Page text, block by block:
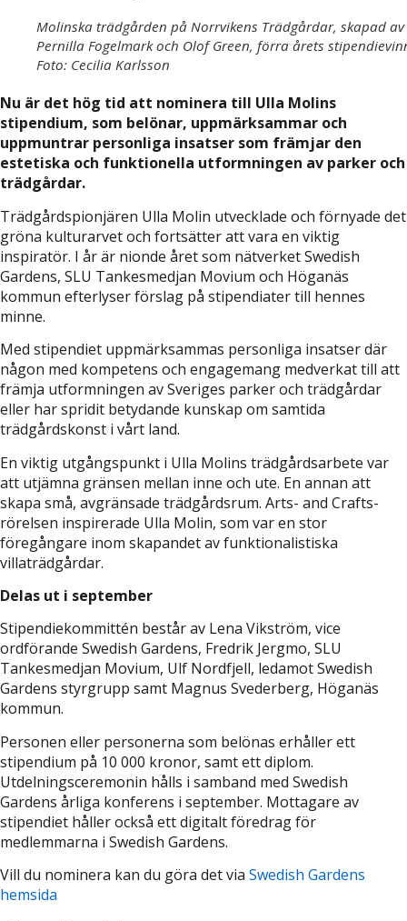
Molinska trädgården på Norrvikens Trädgårdar, skapad av
Pernilla Fogelmark och Olof Green, förra årets
Foto: Cecilia Karlsson
Nu är det hög tid att nominera till Ulla Molins
stipendium, som belönar, uppmärksammar och
uppmuntrar personliga insatser som främjar den
estetiska och funktionella utformningen av parker och
trädgårdar.
Trädgårdspionjären Ulla Molin utvecklade och förnyade det
gröna kulturarvet och fortsätter att vara en viktig
inspiratör. I år är nionde året som nätverket Swedish
Gardens, SLU Tankesmedjan Movium och Höganäs
kommun efterlyser förslag på stipendiater till hennes
minne.
Med stipendiet uppmärksammas personliga insatser där
någon med kompetens och engagemang medverkat till att
främja utformningen av Sveriges parker och trädgårdar
eller har spridit betydande kunskap om samtida
trädgårdskonst i vårt land.
En viktig utgångspunkt i Ulla Molins trädgårdsarbete var
att utjämna gränsen mellan inne och ute. En annan att
skapa små, avgränsade trädgårdsrum. Arts- and Crafts-
rörelsen inspirerade Ulla Molin, som var en stor
föregångare inom skapandet av funktionalistiska
villaträdgårdar.
Delas ut i september
Stipendiekommittén består av Lena Vikström, vice
ordförande Swedish Gardens, Fredrik Jergmo, SLU
Tankesmedjan Movium, Ulf Nordfjell, ledamot Swedish
Gardens styrgrupp samt Magnus Svederberg, Höganäs
kommun.
Personen eller personerna som belönas erhåller ett
stipendium på 10 000 kronor, samt ett diplom.
Utdelningsceremonin hålls i samband med Swedish
Gardens årliga konferens i september. Mottagare av
stipendiet håller också ett digitalt föredrag för
medlemmarna i Swedish Gardens.
Vill du nominera kan du göra det via Swedish Gardens
hemsida